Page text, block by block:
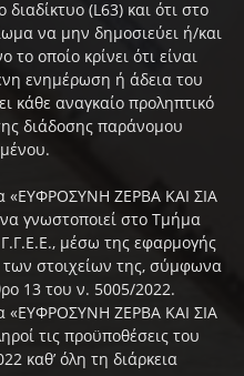
(L63) και ότι στο
να μην δημοσιεύει ή/και
οποίο κρίνει ότι είναι
ενημέρωση ή άδεια του
κάθε αναγκαίο προληπτικό
διάδοσης παράνομου
«ΕΥΦΡΟΣΥΝΗ ΖΕΡΒΑ ΚΑΙ ΣΙΑ
γνωστοποιεί στο Τμήμα
μέσω της εφαρμογής
στοιχείων της, σύμφωνα
13 του ν. 5005/2022.
«ΕΥΦΡΟΣΥΝΗ ΖΕΡΒΑ ΚΑΙ ΣΙΑ
τις προϋποθέσεις του
καθ’ όλη τη διάρκεια